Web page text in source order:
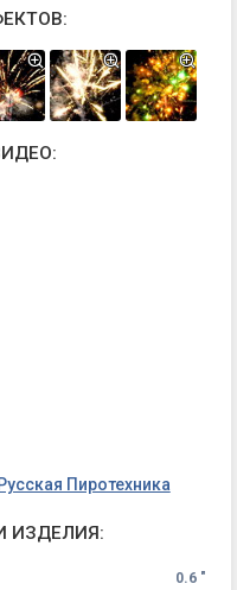
Русская Пиротехника
ИЗДЕЛИЯ:
0.6 "